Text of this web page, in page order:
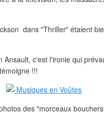
dans "Thriller" étaient
Ansault, c'est l'ironie qui
!!!
des "morceaux